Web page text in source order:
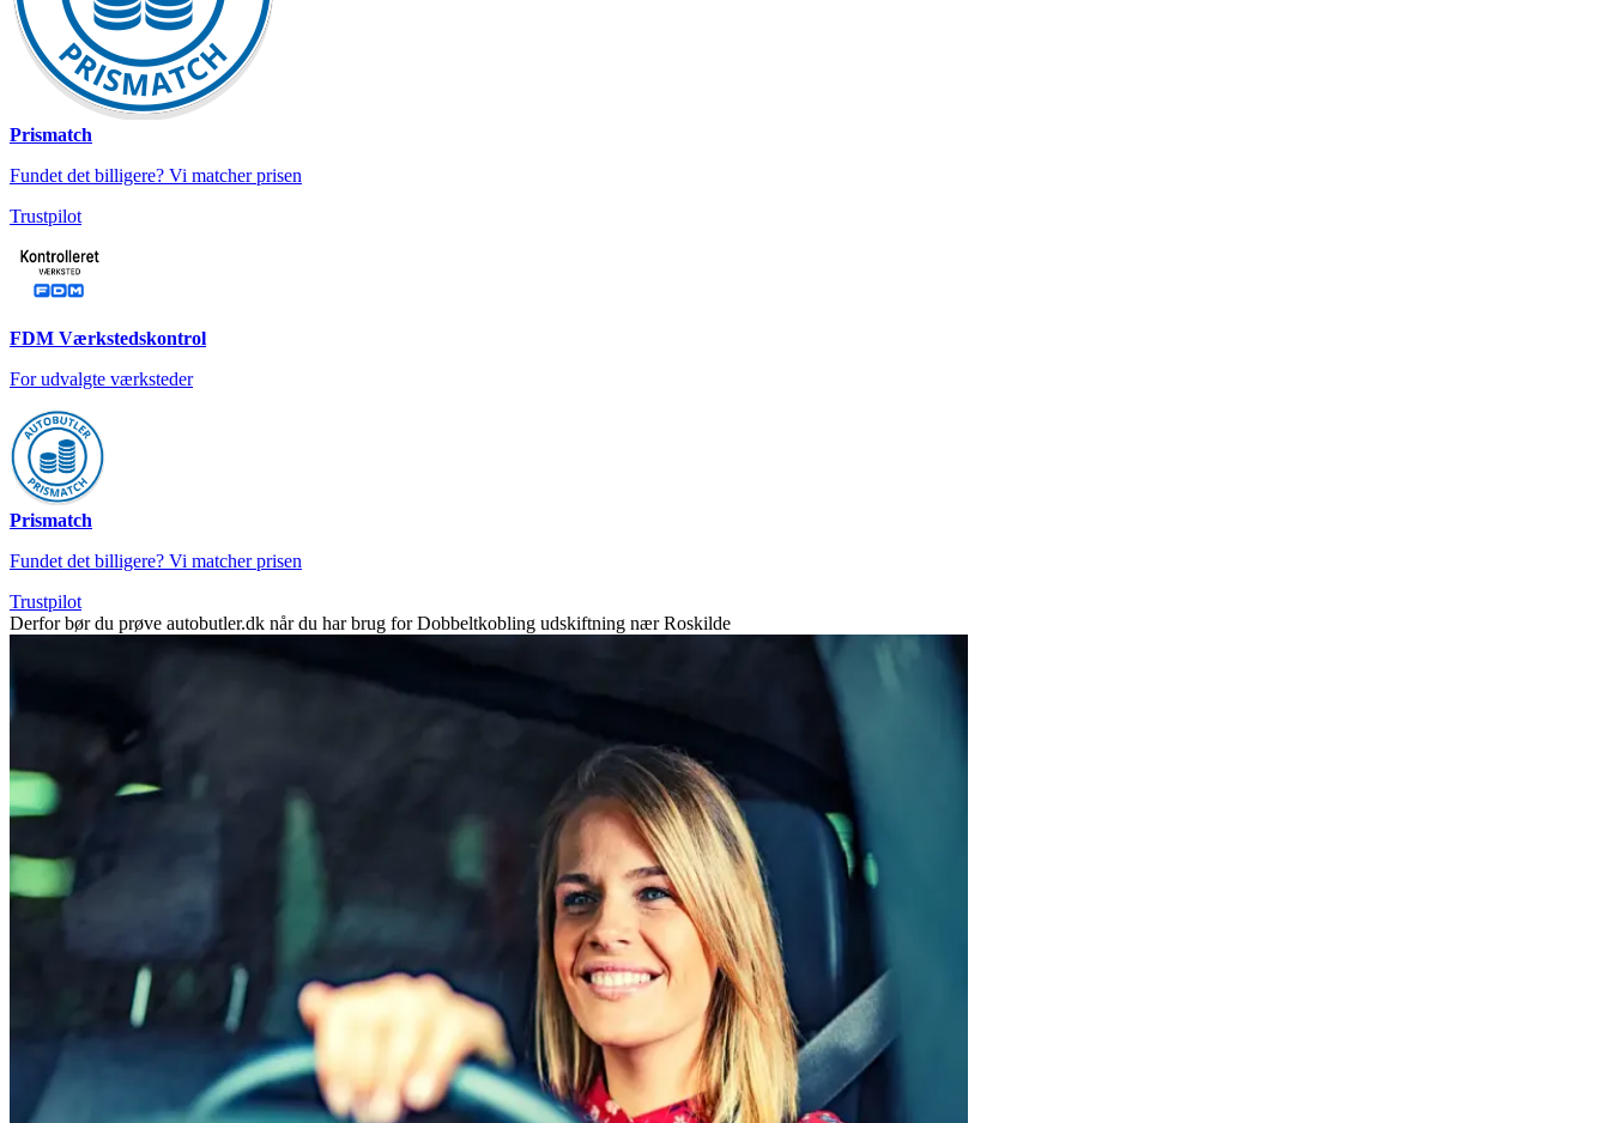
Prismatch
Fundet det billigere? Vi matcher prisen
Trustpilot
FDM Værkstedskontrol
For udvalgte værksteder
Prismatch
Fundet det billigere? Vi matcher prisen
Trustpilot
Derfor bør du prøve autobutler.dk når du har brug for Dobbeltkobling udskiftning nær Roskilde